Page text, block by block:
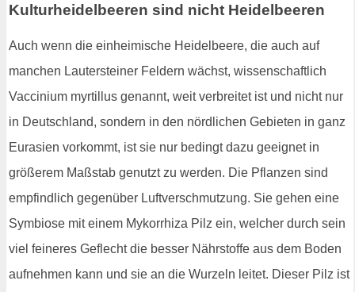
Kulturheidelbeeren sind nicht Heidelbeeren
Auch wenn die einheimische Heidelbeere, die auch auf
manchen Lautersteiner Feldern wächst, wissenschaftlich
Vaccinium myrtillus genannt, weit verbreitet ist und nicht nur
in Deutschland, sondern in den nördlichen Gebieten in ganz
Eurasien vorkommt, ist sie nur bedingt dazu geeignet in
größerem Maßstab genutzt zu werden. Die Pflanzen sind
empfindlich gegenüber Luftverschmutzung. Sie gehen eine
Symbiose mit einem Mykorrhiza Pilz ein, welcher durch sein
viel feineres Geflecht die besser Nährstoffe aus dem Boden
aufnehmen kann und sie an die Wurzeln leitet. Dieser Pilz ist